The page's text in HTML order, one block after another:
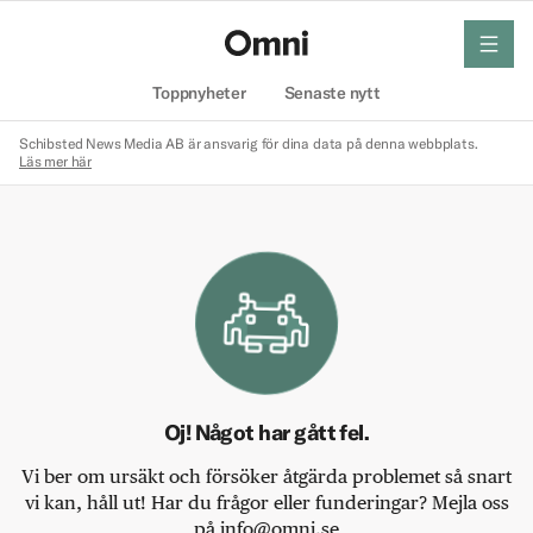
Toppnyheter Senaste nytt
meny
Schibsted News Media AB är ansvarig för dina data på denna webbplats.
Läs mer här
Oj! Något har gått fel.
Vi ber om ursäkt och försöker åtgärda problemet så snart
vi kan, håll ut! Har du frågor eller funderingar? Mejla oss